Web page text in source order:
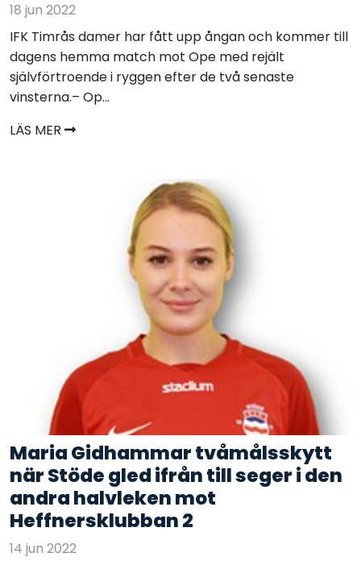
18 jun 2022
IFK Timrås damer har fått upp ångan och kommer till
dagens hemma match mot Ope med rejält
självförtroende i ryggen efter de två senaste
vinsterna.– Op...
LÄS MER
Maria Gidhammar tvåmålsskytt
när Stöde gled ifrån till seger i den
andra halvleken mot
Heffnersklubban 2
14 jun 2022